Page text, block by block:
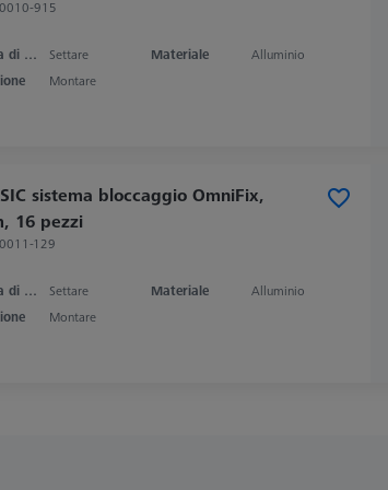
915
Tipologia di prodotto Settare Materiale
Alluminio
Montare
sistema bloccaggio OmniFix,
16 pezzi
129
Tipologia di prodotto Settare Materiale
Alluminio
Montare